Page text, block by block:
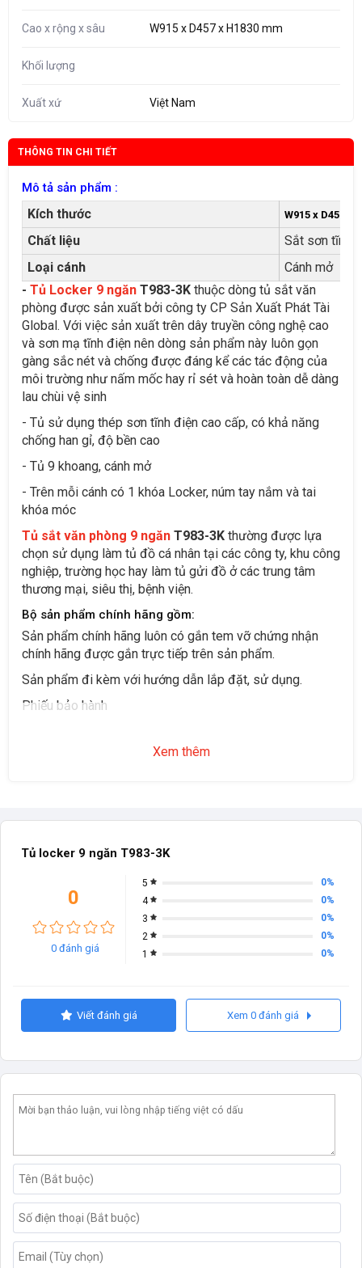
THÔNG TIN CHI TIẾT
Mô tả sản phẩm :
Kích thước W915 x D457 x
Chất liệu
Sắt sơn tĩnh
Loại cánh
Cánh mở
- Tủ Locker 9 ngăn T983-3K thuộc dòng tủ sắt văn
phòng được sản xuất bởi công ty CP Sản Xuất Phát Tài
Global. Với việc sản xuất trên dây truyền công nghệ cao
và sơn mạ tĩnh điện nên dòng sản phẩm này luôn gọn
gàng sắc nét và chống được đáng kể các tác động của
môi trường như nấm mốc hay rỉ sét và hoàn toàn dễ dàng
lau chùi vệ sinh
- Tủ sử dụng thép sơn tĩnh điện cao cấp, có khả năng
chống han gỉ, độ bền cao
- Tủ 9 khoang, cánh mở
- Trên mỗi cánh có 1 khóa Locker, núm tay nắm và tai
khóa móc
Tủ sắt văn phòng 9 ngăn T983-3K thường được lựa
chọn sử dụng làm tủ đồ cá nhân tại các công ty, khu công
nghiệp, trường học hay làm tủ gửi đồ ở các trung tâm
thương mại, siêu thị, bệnh viện.
Bộ sản phẩm chính hãng gồm:
Sản phẩm chính hãng luôn có gắn tem vỡ chứng nhận
chính hãng được gắn trực tiếp trên sản phẩm.
Sản phẩm đi kèm với hướng dẫn lắp đặt, sử dụng.
Phiếu bảo hành
Xem thêm
Cao x rộng x sâu W915 x D457 x H1830 mm
Khối lượng
Xuất xứ Việt Nam
Tủ locker 9 ngăn T983-3K
0
0 đánh giá
5
0%
4
0%
3
0%
2
0%
1
0%
Viết đánh giá Xem 0 đánh giá